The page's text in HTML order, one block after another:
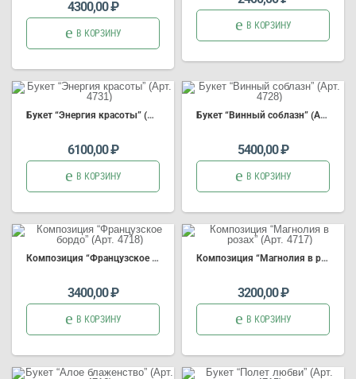
4300,00₽
В КОРЗИНУ
В КОРЗИНУ
Букет “Энергия красоты” (Арт. 4731)
6100,00₽
В КОРЗИНУ
Букет “Винный соблазн” (Арт. 4728)
5400,00₽
В КОРЗИНУ
Композиция “Французское бордо” (Арт. 4718)
3400,00₽
В КОРЗИНУ
Композиция “Магнолия в розах” (Арт. 4717)
3200,00₽
В КОРЗИНУ